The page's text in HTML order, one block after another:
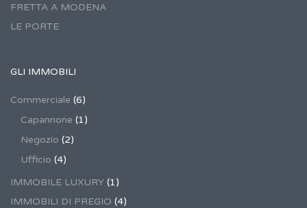
FRETTA A MODENA
LE PORTE
GLI IMMOBILI
Commerciale (6)
Capannone (1)
Negozio (2)
Ufficio (4)
IMMOBILE LUXURY (1)
IMMOBILI DI PREGIO (4)